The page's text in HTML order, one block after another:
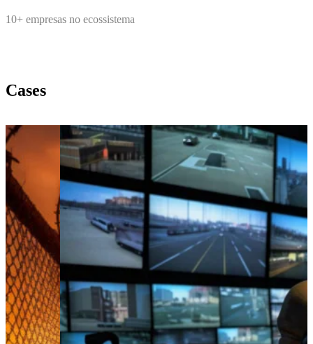
10+ empresas no ecossistema
Cases